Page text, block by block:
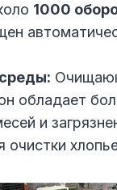
1000
обладает
и
очистки